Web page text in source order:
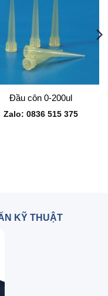
Đầu côn 0-200ul
Zalo: 0836 515 375
KỸ THUẬT